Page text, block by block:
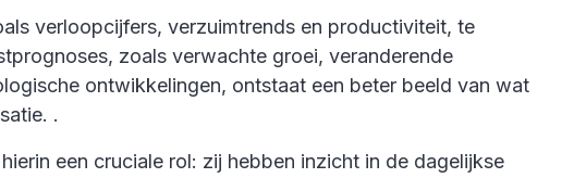
verloopcijfers, verzuimtrends en productiviteit, te
zoals verwachte groei, veranderende
ontwikkelingen, ontstaat een beter beeld van wat
.
een cruciale rol: zij hebben inzicht in de dagelijkse